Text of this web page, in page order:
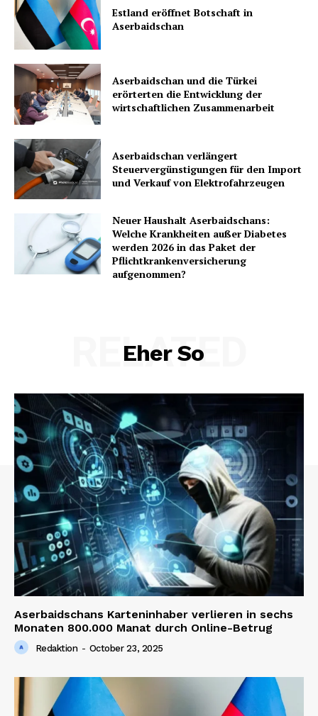
Estland eröffnet Botschaft in
Aserbaidschan
Aserbaidschan und die Türkei
erörterten die Entwicklung der
wirtschaftlichen Zusammenarbeit
Aserbaidschan verlängert
Steuervergünstigungen für den Import
und Verkauf von Elektrofahrzeugen
Neuer Haushalt Aserbaidschans:
Welche Krankheiten außer Diabetes
werden 2026 in das Paket der
Pflichtkrankenversicherung
aufgenommen?
Eher So
RELATED
Aserbaidschans Karteninhaber verlieren in sechs
Monaten 800.000 Manat durch Online-Betrug
Redaktion - October 23, 2025